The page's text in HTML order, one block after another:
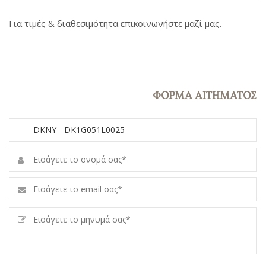
Για τιμές & διαθεσιμότητα επικοινωνήστε μαζί μας.
ΦΟΡΜΑ ΑΙΤΗΜΑΤΟΣ